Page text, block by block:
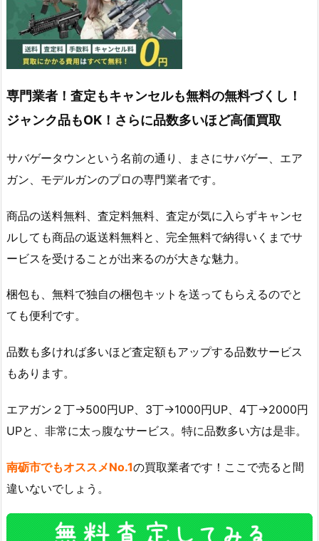
専門業者！査定もキャンセルも無料の無料づくし！
ジャンク品もOK！さらに品数多いほど高価買取
サバゲータウンという名前の通り、まさにサバゲー、エア
ガン、モデルガンのプロの専門業者です。
商品の送料無料、査定料無料、査定が気に入らずキャンセ
ルしても商品の返送料無料と、完全無料で納得いくまでサ
ービスを受けることが出来るのが大きな魅力。
梱包も、無料で独自の梱包キットを送ってもらえるのでと
ても便利です。
品数も多ければ多いほど査定額もアップする品数サービス
もあります。
エアガン２丁→500円UP、3丁→1000円UP、4丁→2000円
UPと、非常に太っ腹なサービス。特に品数多い方は是非。
南砺市でもオススメNo.1の買取業者です！ここで売ると間
違いないでしょう。